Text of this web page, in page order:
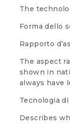
The
Forma dello
Rapporto
The aspect
shown in
always have
Tecnologia
Describes